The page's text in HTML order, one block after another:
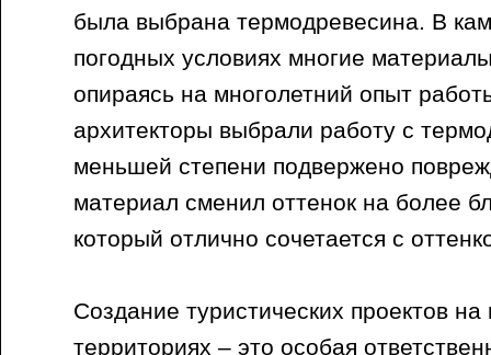
была выбрана термодревесина. В
погодных условиях многие
опираясь на многолетний опыт
архитекторы выбрали работу с
меньшей степени подвержено
материал сменил оттенок на более
который отлично сочетается с
Создание туристических проектов
территориях – это особая